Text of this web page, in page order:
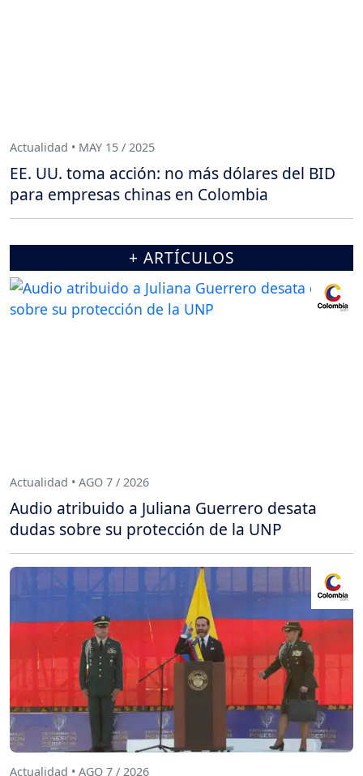
Actualidad • MAY 15 / 2025
EE. UU. toma acción: no más dólares del BID
para empresas chinas en Colombia
+ ARTÍCULOS
Actualidad • AGO 7 / 2026
Audio atribuido a Juliana Guerrero desata
dudas sobre su protección de la UNP
Actualidad • AGO 7 / 2026